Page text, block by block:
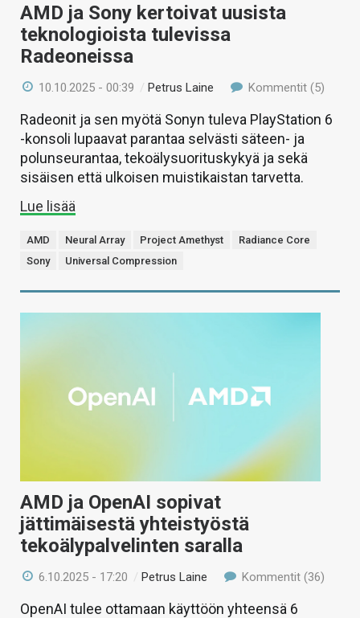
AMD ja Sony kertoivat uusista
teknologioista tulevissa
Radeoneissa
10.10.2025 - 00:39 /Petrus Laine Kommentit (5)
Radeonit ja sen myötä Sonyn tuleva PlayStation 6
-konsoli lupaavat parantaa selvästi säteen- ja
polunseurantaa, tekoälysuorituskykyä ja sekä
sisäisen että ulkoisen muistikaistan tarvetta.
Lue lisää
AMD Neural Array Project Amethyst
Radiance Core
Sony
Universal Compression
AMD ja OpenAI sopivat
jättimäisestä yhteistyöstä
tekoälypalvelinten saralla
6.10.2025 - 17:20 /Petrus Laine Kommentit (36)
OpenAI tulee ottamaan käyttöön yhteensä 6